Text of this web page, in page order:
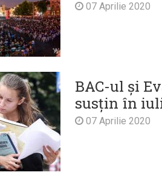
07 Aprilie 2020
BAC-ul și
susțin în
07 Aprilie 2020